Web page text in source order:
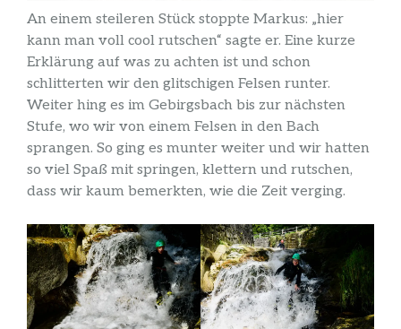
An einem steileren Stück stoppte Markus: „hier
kann man voll cool rutschen“ sagte er. Eine kurze
Erklärung auf was zu achten ist und schon
schlitterten wir den glitschigen Felsen runter.
Weiter hing es im Gebirgsbach bis zur nächsten
Stufe, wo wir von einem Felsen in den Bach
sprangen. So ging es munter weiter und wir hatten
so viel Spaß mit springen, klettern und rutschen,
dass wir kaum bemerkten, wie die Zeit verging.